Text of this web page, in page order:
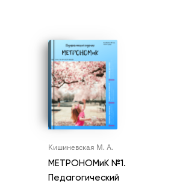
Кишиневская М. А.
МЕТРОНОМиК №1.
Педагогический